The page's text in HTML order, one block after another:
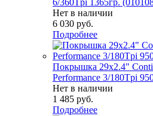
6/360Tpi 1365гр.
Нет в наличии
6 030 руб.
Подробнее
Покрышка 29x2.4"
Performance 3/180Tpi
Нет в наличии
1 485 руб.
Подробнее